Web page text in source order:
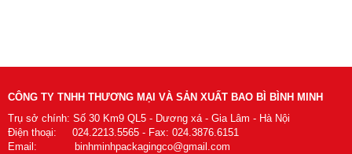
CÔNG TY TNHH THƯƠNG MẠI VÀ SẢN XUẤT BAO BÌ BÌNH MINH
Trụ sở chính: Số 30 Km9 QL5 - Dương xá - Gia Lâm - Hà Nội
Điện thoại: 024.2213.5565 - Fax: 024.3876.6151
Email: binhminhpackagingco@gmail.com